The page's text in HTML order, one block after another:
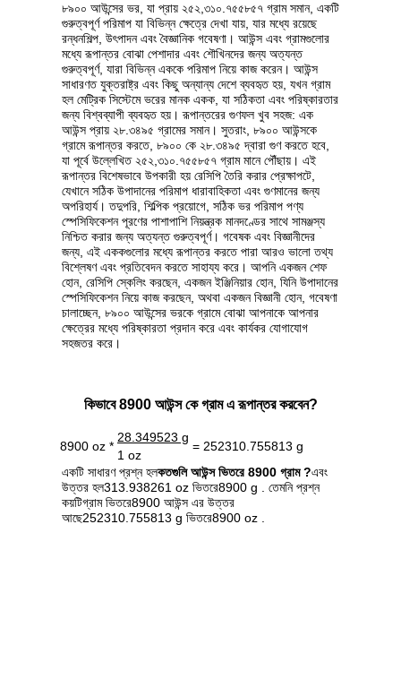
৮৯০০ আউন্সের ভর, যা প্রায় ২৫২,৩১০.৭৫৫৮৫৭ গ্রাম সমান, একটি
গুরুত্বপূর্ণ পরিমাপ যা বিভিন্ন ক্ষেত্রে দেখা যায়, যার মধ্যে রয়েছে
রন্ধনশিল্প, উৎপাদন এবং বৈজ্ঞানিক গবেষণা। আউন্স এবং গ্রামগুলোর
মধ্যে রূপান্তর বোঝা পেশাদার এবং শৌখিনদের জন্য অত্যন্ত
গুরুত্বপূর্ণ, যারা বিভিন্ন এককে পরিমাপ নিয়ে কাজ করেন। আউন্স
সাধারণত যুক্তরাষ্ট্র এবং কিছু অন্যান্য দেশে ব্যবহৃত হয়, যখন গ্রাম
হল মেট্রিক সিস্টেমে ভরের মানক একক, যা সঠিকতা এবং পরিষ্কারতার
জন্য বিশ্বব্যাপী ব্যবহৃত হয়। রূপান্তরের গুণফল খুব সহজ: এক
আউন্স প্রায় ২৮.৩৪৯৫ গ্রামের সমান। সুতরাং, ৮৯০০ আউন্সকে
গ্রামে রূপান্তর করতে, ৮৯০০ কে ২৮.৩৪৯৫ দ্বারা গুণ করতে হবে,
যা পূর্বে উল্লেখিত ২৫২,৩১০.৭৫৫৮৫৭ গ্রাম মানে পৌঁছায়। এই
রূপান্তর বিশেষভাবে উপকারী হয় রেসিপি তৈরি করার প্রেক্ষাপটে,
যেখানে সঠিক উপাদানের পরিমাপ ধারাবাহিকতা এবং গুণমানের জন্য
অপরিহার্য। তদুপরি, শিল্পিক প্রয়োগে, সঠিক ভর পরিমাপ পণ্য
স্পেসিফিকেশন পূরণের পাশাপাশি নিয়ন্ত্রক মানদণ্ডের সাথে সামঞ্জস্য
নিশ্চিত করার জন্য অত্যন্ত গুরুত্বপূর্ণ। গবেষক এবং বিজ্ঞানীদের
জন্য, এই এককগুলোর মধ্যে রূপান্তর করতে পারা আরও ভালো তথ্য
বিশ্লেষণ এবং প্রতিবেদন করতে সাহায্য করে। আপনি একজন শেফ
হোন, রেসিপি স্কেলিং করছেন, একজন ইঞ্জিনিয়ার হোন, যিনি উপাদানের
স্পেসিফিকেশন নিয়ে কাজ করছেন, অথবা একজন বিজ্ঞানী হোন, গবেষণা
চালাচ্ছেন, ৮৯০০ আউন্সের ভরকে গ্রামে বোঝা আপনাকে আপনার
ক্ষেত্রের মধ্যে পরিষ্কারতা প্রদান করে এবং কার্যকর যোগাযোগ
সহজতর করে।
কিভাবে 8900 আউন্স কে গ্রাম এ রূপান্তর করবেন?
8900 oz *
28.349523 g
= 252310.755813 g
1 oz
একটি সাধারণ প্রশ্ন হলকতগুলি আউন্স ভিতরে 8900 গ্রাম ?এবং
উত্তর হল313.938261 oz ভিতরে8900 g . তেমনি প্রশ্ন
কয়টিগ্রাম ভিতরে8900 আউন্স এর উত্তর
আছে252310.755813 g ভিতরে8900 oz .